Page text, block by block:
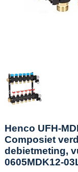
Henco UFH-
Composiet
debietmeting,
0605MDK12-